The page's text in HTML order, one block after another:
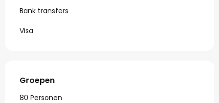
Bank transfers
Visa
Groepen
Groepen
80 Personen